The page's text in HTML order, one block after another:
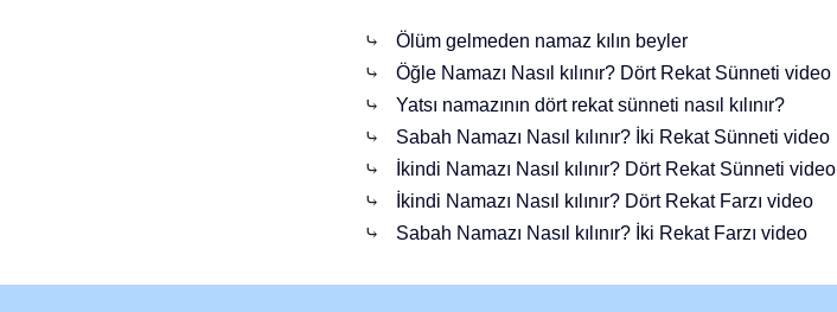
⤷
Ölüm gelmeden namaz kılın beyler
⤷
Öğle Namazı Nasıl kılınır? Dört Rekat Sünneti video
⤷
Yatsı namazının dört rekat sünneti nasıl kılınır?
⤷
Sabah Namazı Nasıl kılınır? İki Rekat Sünneti video
⤷
İkindi Namazı Nasıl kılınır? Dört Rekat Sünneti video
⤷
İkindi Namazı Nasıl kılınır? Dört Rekat Farzı video
⤷
Sabah Namazı Nasıl kılınır? İki Rekat Farzı video